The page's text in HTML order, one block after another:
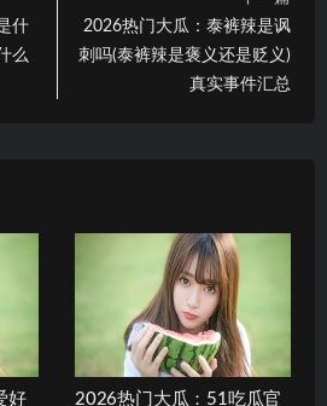
什
么
2026热门大瓜：泰裤辣是讽
刺吗(泰裤辣是褒义还是贬义)
真实事件汇总
好
2026热门大瓜：51吃瓜官